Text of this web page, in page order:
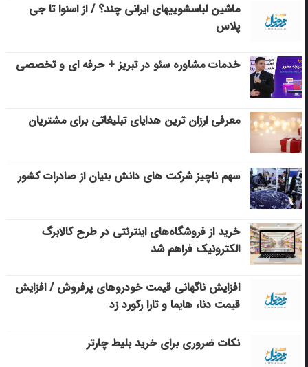
ماشین لباسشویی‎های ایرانی چند؟ / از اسنوا تا جی
پلاس
خدمات مشاوره سئو در تبریز + حرفه ای و تخصصی
معرفی ارزان ترین هدایای تبلیغاتی برای مشتریان
سهم ناچیز شرکت های دانش بنیان از صادرات کشور
خرید از فروشگاه‌های اینترنتی در طرح کالابرگ
الکترونیک فراهم شد
افزایش ناگهانی قیمت خودروهای پرفروش / افزایش
قیمت دنا، هایما و تارا رکورد زد
نکات ضروری برای خرید بلیط چارتر